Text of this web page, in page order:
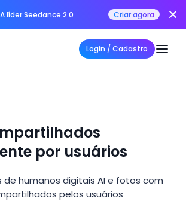
líder Seedance 2.0 Criar agora
Login / Cadastro
por usuários
humanos digitais AI e fotos com
pelos usuários